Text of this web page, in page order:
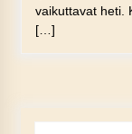
vaikuttavat heti.
[…]